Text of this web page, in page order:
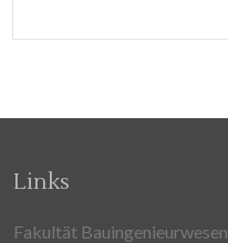
Links
Fakultät Bauingenieurwesen